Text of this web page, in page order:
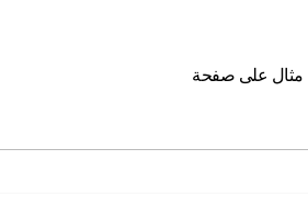
مثال على صفحة